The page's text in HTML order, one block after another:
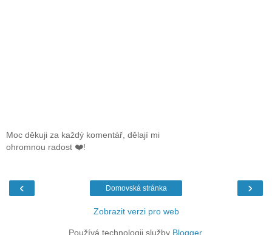
Moc děkuji za každý komentář, dělají mi
ohromnou radost ❤️!
‹ ›
Domovská stránka
Zobrazit verzi pro web
Používá technologii služby Blogger.